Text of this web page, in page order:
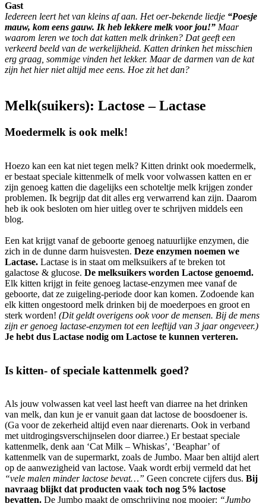
Gast
Iedereen leert het van kleins af aan. Het oer-bekende liedje “Poesje
mauw, kom eens gauw. Ik heb lekkere melk voor jou!” Maar
waarom leren we toch dat katten melk drinken? Dat geeft een
verkeerd beeld van de werkelijkheid. Katten drinken het misschien
erg graag, sommige vinden het lekker. Maar de darmen van de kat
zijn het hier niet altijd mee eens. Hoe zit het dan?
Melk(suikers): Lactose – Lactase
Moedermelk is ook melk!
Hoezo kan een kat niet tegen melk? Kitten drinkt ook moedermelk,
er bestaat speciale kittenmelk of melk voor volwassen katten en er
zijn genoeg katten die dagelijks een schoteltje melk krijgen zonder
problemen. Ik begrijp dat dit alles erg verwarrend kan zijn. Daarom
heb ik ook besloten om hier uitleg over te schrijven middels een
blog.
Een kat krijgt vanaf de geboorte genoeg natuurlijke enzymen, die
zich in de dunne darm huisvesten. Deze enzymen noemen we
Lactase. Lactase is in staat om melksuikers af te breken tot
galactose & glucose. De melksuikers worden Lactose genoemd.
Elk kitten krijgt in feite genoeg lactase-enzymen mee vanaf de
geboorte, dat ze zuigeling-periode door kan komen. Zodoende kan
elk kitten ongestoord melk drinken bij de moederpoes en groot en
sterk worden! (Dit geldt overigens ook voor de mensen. Bij de mens
zijn er genoeg lactase-enzymen tot een leeftijd van 3 jaar ongeveer.)
Je hebt dus Lactase nodig om Lactose te kunnen verteren.
Is kitten- of speciale kattenmelk goed?
Als jouw volwassen kat veel last heeft van diarree na het drinken
van melk, dan kun je er vanuit gaan dat lactose de boosdoener is.
(Ga voor de zekerheid altijd even naar dierenarts. Ook in verband
met uitdrogingsverschijnselen door diarree.) Er bestaat speciale
kattenmelk, denk aan ‘Cat Milk – Whiskas’, ‘Beaphar’ of
kattenmelk van de supermarkt, zoals de Jumbo. Maar ben altijd alert
op de aanwezigheid van lactose. Vaak wordt erbij vermeld dat het
“vele malen minder lactose bevat…” Geen concrete cijfers dus. Bij
navraag blijkt dat producten vaak toch nog 5% lactose
bevatten. De Jumbo maakt de omschrijving nog mooier: “Jumbo